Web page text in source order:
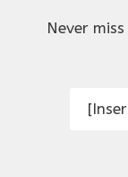
Never